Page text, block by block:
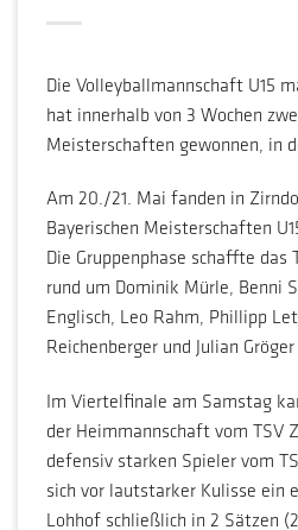
Die Volleyballmannschaft U15
hat innerhalb von 3 Wochen
Meisterschaften gewonnen, in
Am 20./21. Mai fanden in
Bayerischen Meisterschaften
Die Gruppenphase schaffte das
rund um Dominik Mürle, Benni
Englisch, Leo Rahm, Phillipp
Reichenberger und Julian
Im Viertelfinale am Samstag
der Heimmannschaft vom TSV
defensiv starken Spieler vom
sich vor lautstarker Kulisse ein
Lohhof schließlich in 2 Sätzen